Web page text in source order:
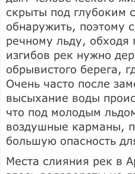
скрыты под глубоким
обнаружить, поэтому
речному льду, обходя
изгибов рек нужно
обрывистого берега,
Очень часто после
высыхание воды
что под молодым
воздушные карманы,
большую опасность
Места слияния рек в